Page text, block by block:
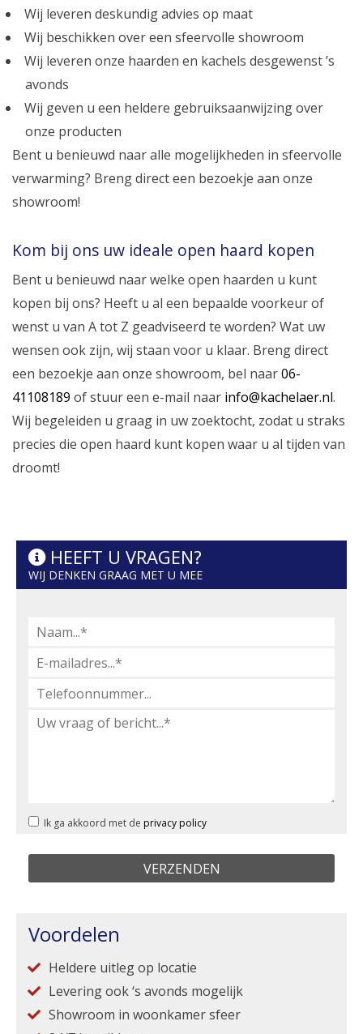
Wij leveren deskundig advies op maat
Wij beschikken over een sfeervolle showroom
Wij leveren onze haarden en kachels desgewenst ’s
avonds
Wij geven u een heldere gebruiksaanwijzing over
onze producten
Bent u benieuwd naar alle mogelijkheden in sfeervolle
verwarming? Breng direct een bezoekje aan onze
showroom!
Kom bij ons uw ideale open haard kopen
Bent u benieuwd naar welke open haarden u kunt
kopen bij ons? Heeft u al een bepaalde voorkeur of
wenst u van A tot Z geadviseerd te worden? Wat uw
wensen ook zijn, wij staan voor u klaar. Breng direct
een bezoekje aan onze showroom, bel naar06-
41108189 of stuur een e-mail naar info@kachelaer.nl.
Wij begeleiden u graag in uw zoektocht, zodat u straks
precies die open haard kunt kopen waar u al tijden van
droomt!
HEEFT U VRAGEN?
WIJ DENKEN GRAAG MET U MEE
Ik ga akkoord met de privacy policy
Voordelen
Heldere uitleg op locatie
Levering ook ‘s avonds mogelijk
Showroom in woonkamer sfeer